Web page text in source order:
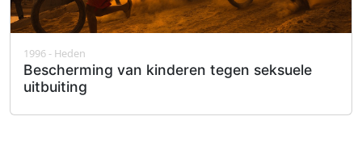
1996 - Heden
Bescherming van kinderen tegen seksuele
uitbuiting